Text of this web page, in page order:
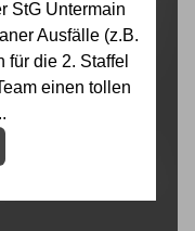
StG Untermain
Ausfälle (z.B.
für die 2. Staffel
einen tollen